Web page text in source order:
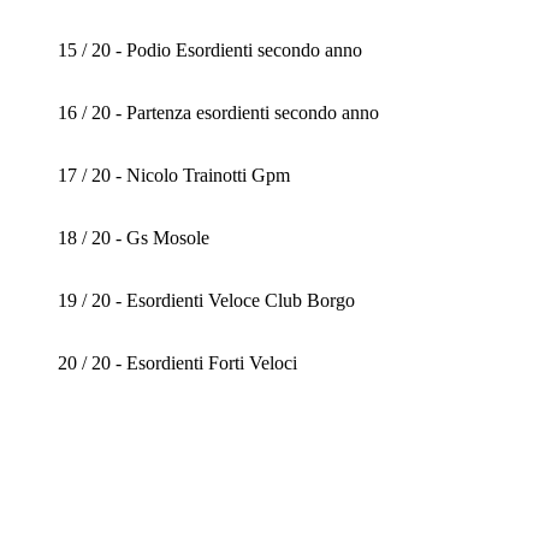
15 / 20 - Podio Esordienti secondo anno
16 / 20 - Partenza esordienti secondo anno
17 / 20 - Nicolo Trainotti Gpm
18 / 20 - Gs Mosole
19 / 20 - Esordienti Veloce Club Borgo
20 / 20 - Esordienti Forti Veloci